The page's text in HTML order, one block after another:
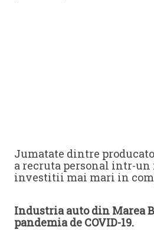
Jumatate dintre
a recruta personal intr-
investitii mai mari in
Industria auto din Marea
pandemia de COVID-19.